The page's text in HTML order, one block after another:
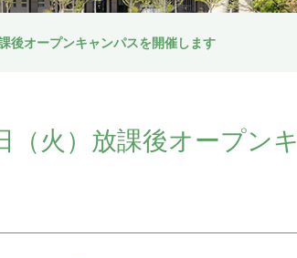
後オープンキャンパスを開催します
（火）放課後オープンキ